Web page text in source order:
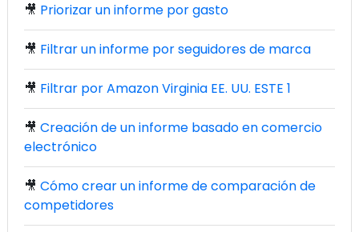
🎥 Priorizar un informe por gasto
🎥 Filtrar un informe por seguidores de marca
🎥 Filtrar por Amazon Virginia EE. UU. ESTE 1
🎥 Creación de un informe basado en comercio
electrónico
🎥 Cómo crear un informe de comparación de
competidores